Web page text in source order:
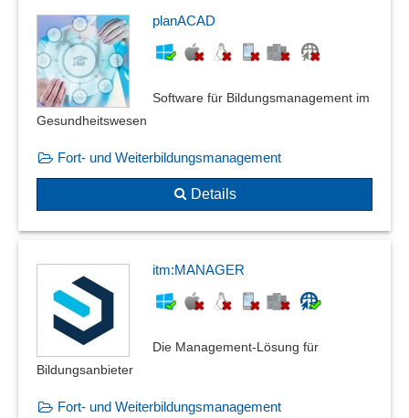
planACAD
Software für Bildungsmanagement im
Gesundheitswesen
Fort- und Weiterbildungsmanagement
Details
itm:MANAGER
Die Management-Lösung für
Bildungsanbieter
Fort- und Weiterbildungsmanagement